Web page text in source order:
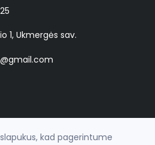
1, Ukmergės sav.
kad pagerintume